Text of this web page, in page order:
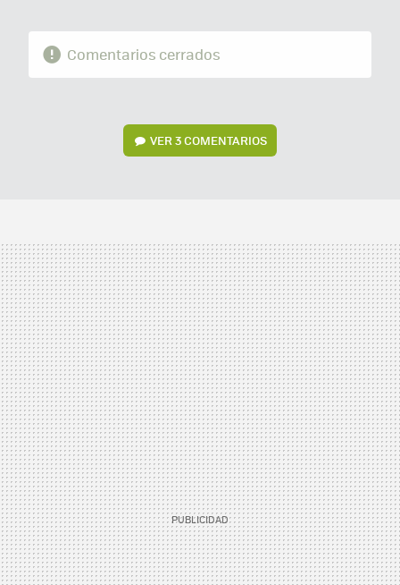
Comentarios cerrados
VER3 COMENTARIOS